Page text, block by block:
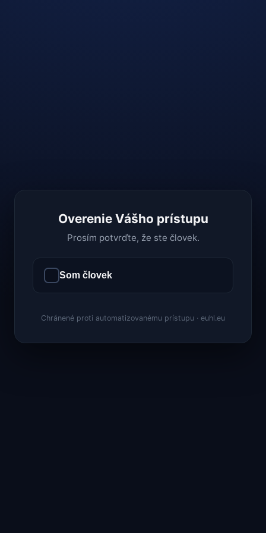
Overenie Vášho prístupu
Prosím potvrďte, že ste človek.
Som človek
Chránené proti automatizovanému prístupu · euhl.eu